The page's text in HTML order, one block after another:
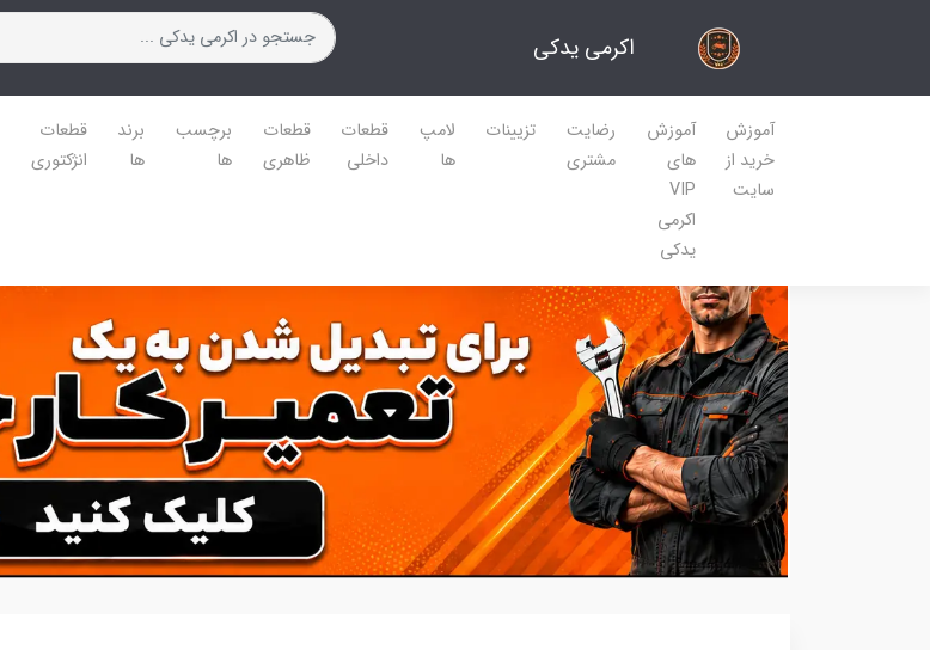
اکرمی یدکی
آموزش
خرید از
سایت
آموزش
های
VIP
اکرمی
یدکی
رضایت
مشتری
تزیینات
لامپ
ها
قطعات
داخلی
قطعات
ظاهری
برچسب
ها
برند
ها
قطعات
انژکتوری